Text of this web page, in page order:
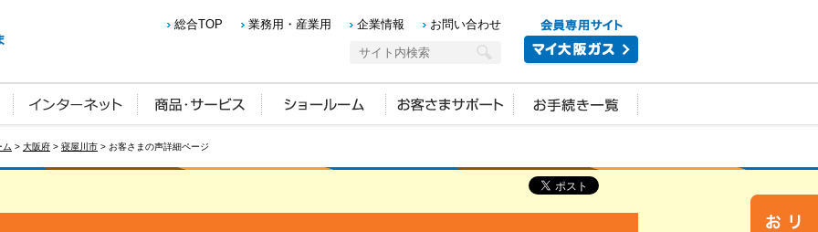
総合TOP 業務用・産業用 企業情報 お問い合わせ
ム > 大阪府 > 寝屋川市 > お客さまの声詳細ページ